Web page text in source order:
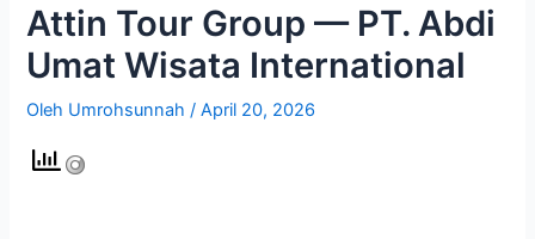
Attin Tour Group — PT. Abdi
Umat Wisata International
Oleh Umrohsunnah /April 20, 2026